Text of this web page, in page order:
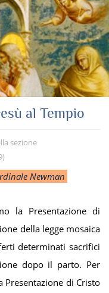
al Tempio
sezione
)
Newman
la Presentazione di
della legge mosaica
determinati sacrifici
dopo il parto. Per
Presentazione di Cristo